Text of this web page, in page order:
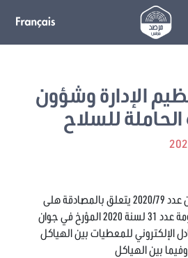
الإدارة وشؤون
للسلاح
تقريرمشروع القانون عدد 2020/79 يتعلق بالمصادقة هلى
مرسوم رئيس الحكومة عدد 31 لسنة 2020 المؤرخ في جوان
الإلكتروني للمعطيات بين الهياكل
بين الهياكل